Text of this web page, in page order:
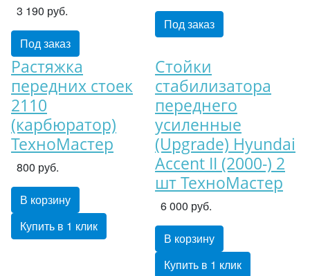
3 190 руб.
Под заказ
Под заказ
Растяжка
передних стоек
2110
(карбюратор)
ТехноМастер
800 руб.
В корзину
Купить в 1 клик
Стойки
стабилизатора
переднего
усиленные
(Upgrade) Hyundai
Accent II (2000-) 2
шт ТехноМастер
6 000 руб.
В корзину
Купить в 1 клик